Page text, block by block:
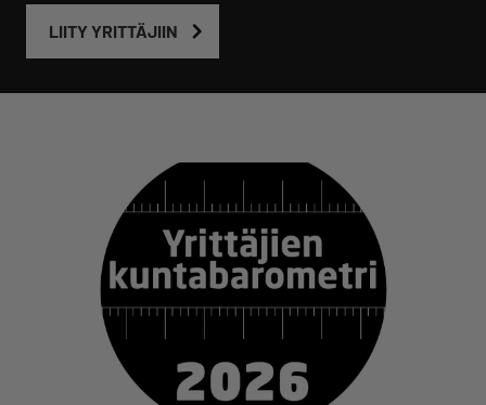
LIITY YRITTÄJIIN